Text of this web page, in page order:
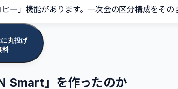
ー」機能があります。一次会の区分構成をそ
丸投げ
料
Smart」を作ったのか